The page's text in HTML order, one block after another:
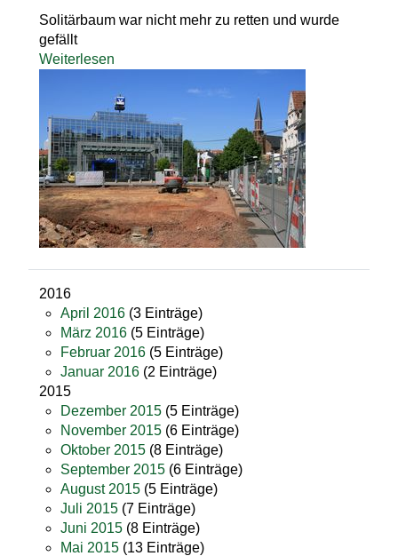
Solitärbaum war nicht mehr zu retten und wurde
gefällt
Weiterlesen
2016
April 2016 (3 Einträge)
März 2016 (5 Einträge)
Februar 2016 (5 Einträge)
Januar 2016 (2 Einträge)
2015
Dezember 2015 (5 Einträge)
November 2015 (6 Einträge)
Oktober 2015 (8 Einträge)
September 2015 (6 Einträge)
August 2015 (5 Einträge)
Juli 2015 (7 Einträge)
Juni 2015 (8 Einträge)
Mai 2015 (13 Einträge)